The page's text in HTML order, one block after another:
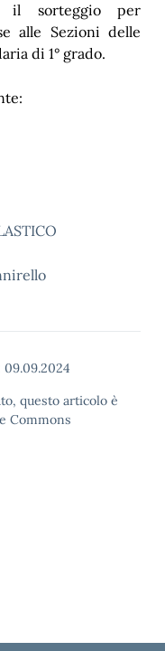
il sorteggio per
alle Sezioni delle
di 1° grado.
09.09.2024
questo articolo è
Commons